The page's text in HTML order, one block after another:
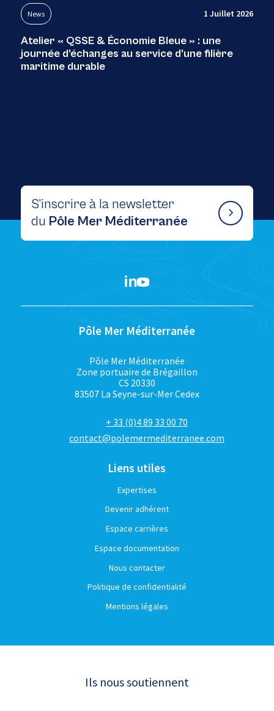
News 1 Juillet 2026
Atelier « QSSE & Économie Bleue » : une
journée d’échanges au service d’une filière
maritime durable
S’inscrire à la newsletter
du Pôle Mer Méditerranée
Pôle Mer Méditerranée
Pôle Mer Méditerranée
Zone portuaire de Brégaillon
CS 20330
83507 La Seyne-sur-Mer Cedex
+ 33 (0)4 89 33 00 70
contact@polemermediterranee.com
Liens utiles
Expertises
Devenir adhérent
Espace carrières
Espace documentation
Nous contacter
Politique de confidentialité
Mentions légales
Ils nous soutiennent